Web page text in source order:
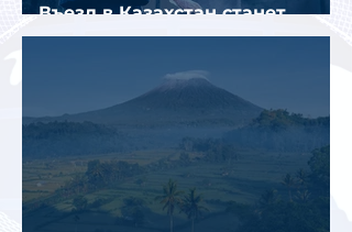
Въезд в Казахстан станет
платным до конца года